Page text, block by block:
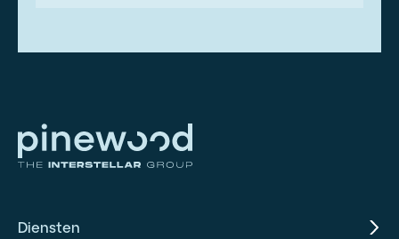
Diensten